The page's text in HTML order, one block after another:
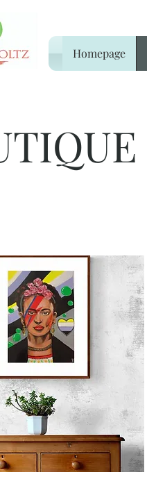
Homepage